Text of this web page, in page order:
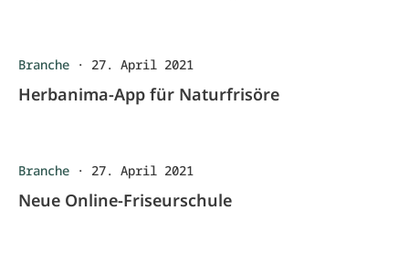
Branche · 27. April 2021
Herbanima-App für Naturfrisöre
Branche · 27. April 2021
Neue Online-Friseurschule